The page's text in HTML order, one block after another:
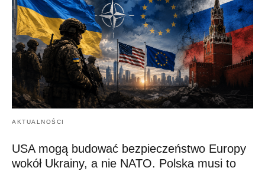
AKTUALNOŚCI
USA mogą budować bezpieczeństwo Europy
wokół Ukrainy, a nie NATO. Polska musi to